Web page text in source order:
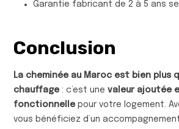
Garantie fabricant de 2 à 5 ans
Conclusion
La cheminée au Maroc est bien plus
chauffage : c’est une valeur ajoutée
fonctionnelle pour votre logement.
vous bénéficiez d’un